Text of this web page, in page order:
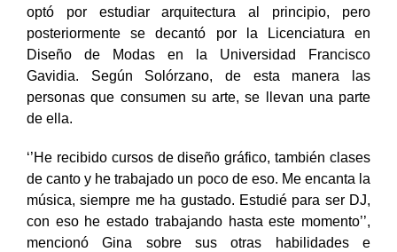
adolescencia, estudió música. Como Brenda, también
optó por estudiar arquitectura al principio, pero
posteriormente se decantó por la Licenciatura en
Diseño de Modas en la Universidad Francisco
Gavidia. Según Solórzano, de esta manera las
personas que consumen su arte, se llevan una parte
‘’He recibido cursos de diseño gráfico, también clases
de canto y he trabajado un poco de eso. Me encanta la
música, siempre me ha gustado. Estudié para ser DJ,
con eso he estado trabajando hasta este momento’’,